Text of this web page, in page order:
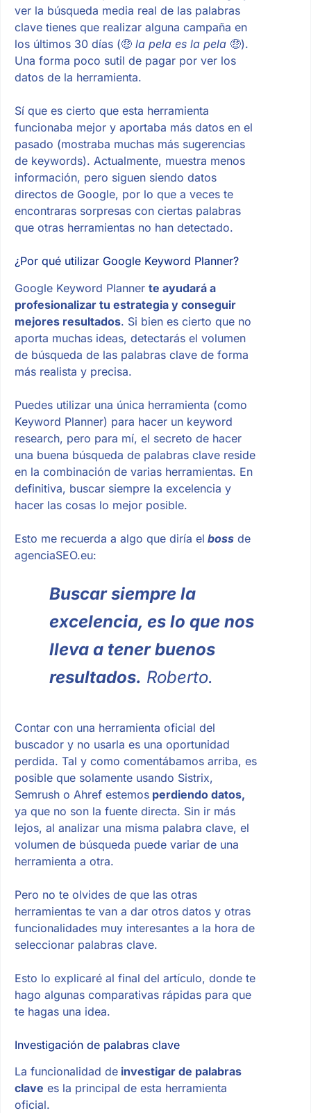
ver la búsqueda media real de las palabras
clave tienes que realizar alguna campaña en
los últimos 30 días (🤑 la pela es la pela 🤑).
Una forma poco sutil de pagar por ver los
datos de la herramienta.
Sí que es cierto que esta herramienta
funcionaba mejor y aportaba más datos en el
pasado (mostraba muchas más sugerencias
de keywords). Actualmente, muestra menos
información, pero siguen siendo datos
directos de Google, por lo que a veces te
encontraras sorpresas con ciertas palabras
que otras herramientas no han detectado.
¿Por qué utilizar Google Keyword Planner?
Google Keyword Planner te ayudará a
profesionalizar tu estrategia y conseguir
mejores resultados. Si bien es cierto que no
aporta muchas ideas, detectarás el volumen
de búsqueda de las palabras clave de forma
más realista y precisa.
Puedes utilizar una única herramienta (como
Keyword Planner) para hacer un keyword
research, pero para mí, el secreto de hacer
una buena búsqueda de palabras clave reside
en la combinación de varias herramientas. En
definitiva, buscar siempre la excelencia y
hacer las cosas lo mejor posible.
Esto me recuerda a algo que diría el bossde
agenciaSEO.eu:
Buscar siempre la
excelencia, es lo que nos
lleva a tener buenos
resultados. Roberto.
Contar con una herramienta oficial del
buscador y no usarla es una oportunidad
perdida. Tal y como comentábamos arriba, es
posible que solamente usando Sistrix,
Semrush o Ahref estemosperdiendo datos,
ya que no son la fuente directa. Sin ir más
lejos, al analizar una misma palabra clave, el
volumen de búsqueda puede variar de una
herramienta a otra.
Pero no te olvides de que las otras
herramientas te van a dar otros datos y otras
funcionalidades muy interesantes a la hora de
seleccionar palabras clave.
Esto lo explicaré al final del artículo, donde te
hago algunas comparativas rápidas para que
te hagas una idea.
Investigación de palabras clave
La funcionalidad deinvestigar de palabras
clave es la principal de esta herramienta
oficial.